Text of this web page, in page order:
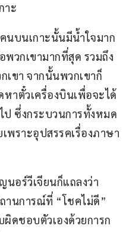
าะ
นบนเกาะนั้นมีน้ำใจมาก
วกเขามากที่สุด รวมถึง
ขา จากนั้นพวกเขาก็
าตั๋วเครื่องบินเพื่อจะได้
ป ซึ่งกระบวนการทั้งหมด
พราะอุปสรรคเรื่องภาษา
อร์วีเจียนก็แถลงว่า
านการณ์ที่ “โชคไม่ดี”
ดชอบตัวเองด้วยการก